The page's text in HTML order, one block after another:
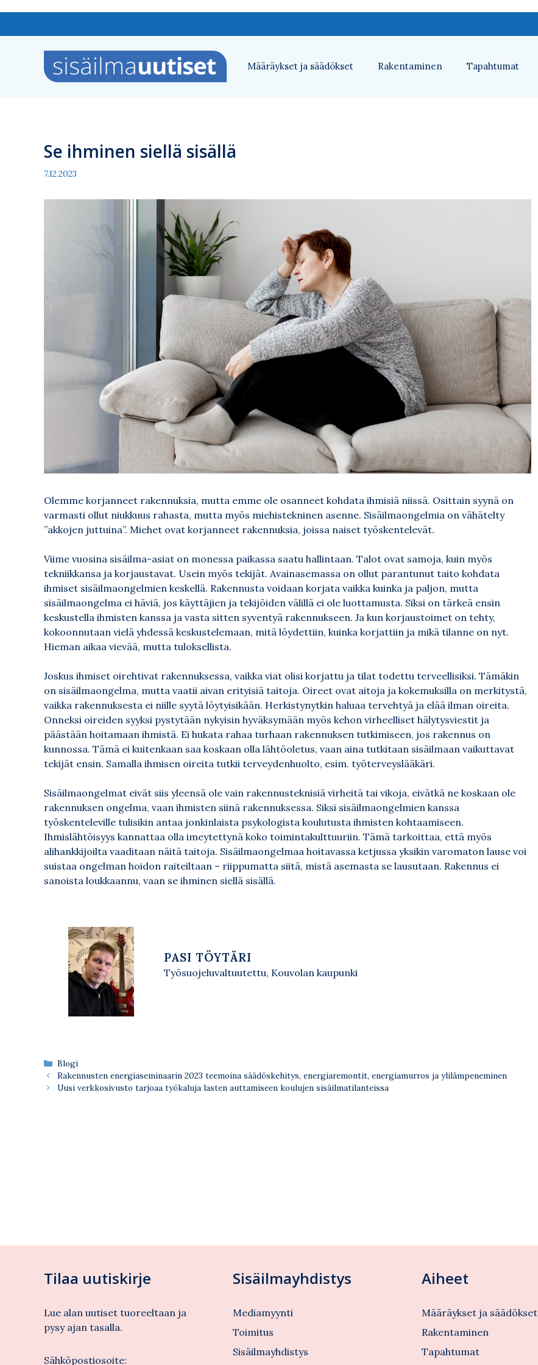
sisältöön
Määräykset ja säädökset Rakentaminen Tapahtumat
Se ihminen siellä sisällä
7.12.2023
Olemme korjanneet rakennuksia, mutta emme ole osanneet kohdata ihmisiä niissä. Osittain syynä on
varmasti ollut niukkuus rahasta, mutta myös miehistekninen asenne. Sisäilmaongelmia on vähätelty
”akkojen juttuina”. Miehet ovat korjanneet rakennuksia, joissa naiset työskentelevät.
Viime vuosina sisäilma-asiat on monessa paikassa saatu hallintaan. Talot ovat samoja, kuin myös
tekniikkansa ja korjaustavat. Usein myös tekijät. Avainasemassa on ollut parantunut taito kohdata
ihmiset sisäilmaongelmien keskellä. Rakennusta voidaan korjata vaikka kuinka ja paljon, mutta
sisäilmaongelma ei häviä, jos käyttäjien ja tekijöiden välillä ei ole luottamusta. Siksi on tärkeä ensin
keskustella ihmisten kanssa ja vasta sitten syventyä rakennukseen. Ja kun korjaustoimet on tehty,
kokoonnutaan vielä yhdessä keskustelemaan, mitä löydettiin, kuinka korjattiin ja mikä tilanne on nyt.
Hieman aikaa vievää, mutta tuloksellista.
Joskus ihmiset oirehtivat rakennuksessa, vaikka viat olisi korjattu ja tilat todettu terveellisiksi. Tämäkin
on sisäilmaongelma, mutta vaatii aivan erityisiä taitoja. Oireet ovat aitoja ja kokemuksilla on merkitystä,
vaikka rakennuksesta ei niille syytä löytyisikään. Herkistynytkin haluaa tervehtyä ja elää ilman oireita.
Onneksi oireiden syyksi pystytään nykyisin hyväksymään myös kehon virheelliset hälytysviestit ja
päästään hoitamaan ihmistä. Ei hukata rahaa turhaan rakennuksen tutkimiseen, jos rakennus on
kunnossa. Tämä ei kuitenkaan saa koskaan olla lähtöoletus, vaan aina tutkitaan sisäilmaan vaikuttavat
tekijät ensin. Samalla ihmisen oireita tutkii terveydenhuolto, esim. työterveyslääkäri.
Sisäilmaongelmat eivät siis yleensä ole vain rakennusteknisiä virheitä tai vikoja, eivätkä ne koskaan ole
rakennuksen ongelma, vaan ihmisten siinä rakennuksessa. Siksi sisäilmaongelmien kanssa
työskenteleville tulisikin antaa jonkinlaista psykologista koulutusta ihmisten kohtaamiseen.
Ihmislähtöisyys kannattaa olla imeytettynä koko toimintakulttuuriin. Tämä tarkoittaa, että myös
alihankkijoilta vaaditaan näitä taitoja. Sisäilmaongelmaa hoitavassa ketjussa yksikin varomaton lause voi
suistaa ongelman hoidon raiteiltaan – riippumatta siitä, mistä asemasta se lausutaan. Rakennus ei
sanoista loukkaannu, vaan se ihminen siellä sisällä.
PASI TÖYTÄRI
Työsuojeluvaltuutettu, Kouvolan kaupunki
Kategoriat
Blogi
Rakennusten energiaseminaarin 2023 teemoina säädöskehitys, energiaremontit, energiamurros ja ylilämpeneminen
Uusi verkkosivusto tarjoaa työkaluja lasten auttamiseen koulujen sisäilmatilanteissa
Tilaa uutiskirje
Lue alan uutiset tuoreeltaan ja
pysy ajan tasalla.
Sähköpostiosoite:
Sisäilmayhdistys
Mediamyynti
Toimitus
Sisäilmayhdistys
Aiheet
Määräykset ja säädökset
Rakentaminen
Tapahtumat